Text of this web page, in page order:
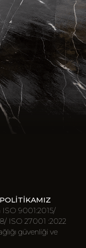
ISO 9001:2015/
ISO 27001 :2022
güvenliği ve